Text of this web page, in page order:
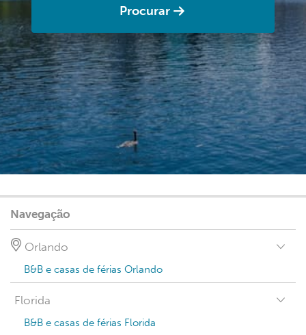
Procurar
Navegação
Orlando
B&B e casas de férias Orlando
Florida
B&B e casas de férias Florida